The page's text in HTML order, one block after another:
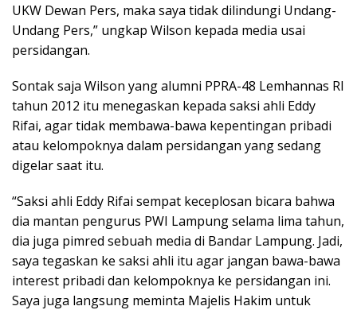
UKW Dewan Pers, maka saya tidak dilindungi Undang-
Undang Pers,” ungkap Wilson kepada media usai
persidangan.
Sontak saja Wilson yang alumni PPRA-48 Lemhannas RI
tahun 2012 itu menegaskan kepada saksi ahli Eddy
Rifai, agar tidak membawa-bawa kepentingan pribadi
atau kelompoknya dalam persidangan yang sedang
digelar saat itu.
“Saksi ahli Eddy Rifai sempat keceplosan bicara bahwa
dia mantan pengurus PWI Lampung selama lima tahun,
dia juga pimred sebuah media di Bandar Lampung. Jadi,
saya tegaskan ke saksi ahli itu agar jangan bawa-bawa
interest pribadi dan kelompoknya ke persidangan ini.
Saya juga langsung meminta Majelis Hakim untuk